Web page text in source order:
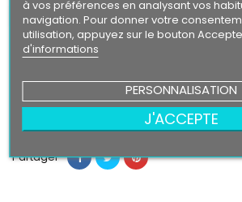
Brillant
Mat
Quantité  Ajouter
Partager
à vos préférences en analysant vos
navigation. Pour donner votre
utilisation, appuyez sur le bouton
d'informations
PERSONNALISATION
J'ACCEPTE